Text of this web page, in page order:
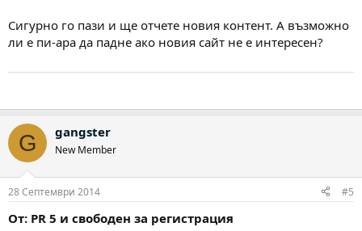
Сигурно го пази и ще отчете новия контент. А възможно
ли е пи-ара да падне ако новия сайт не е интересен?
G gangster
New Member
28 Септември 2014 #5
От: PR 5 и свободен за регистрация